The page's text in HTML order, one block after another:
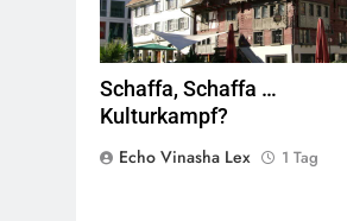
Schaffa, Schaffa …
Kulturkampf?
Echo Vinasha Lex
1 Tag